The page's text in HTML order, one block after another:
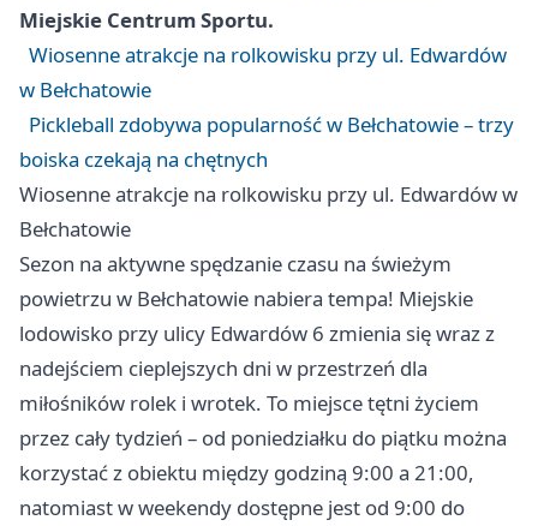
Miejskie Centrum Sportu.
Wiosenne atrakcje na rolkowisku przy ul. Edwardów
w Bełchatowie
Pickleball zdobywa popularność w Bełchatowie – trzy
boiska czekają na chętnych
Wiosenne atrakcje na rolkowisku przy ul. Edwardów w
Bełchatowie
Sezon na aktywne spędzanie czasu na świeżym
powietrzu w Bełchatowie nabiera tempa! Miejskie
lodowisko przy ulicy Edwardów 6 zmienia się wraz z
nadejściem cieplejszych dni w przestrzeń dla
miłośników rolek i wrotek. To miejsce tętni życiem
przez cały tydzień – od poniedziałku do piątku można
korzystać z obiektu między godziną 9:00 a 21:00,
natomiast w weekendy dostępne jest od 9:00 do